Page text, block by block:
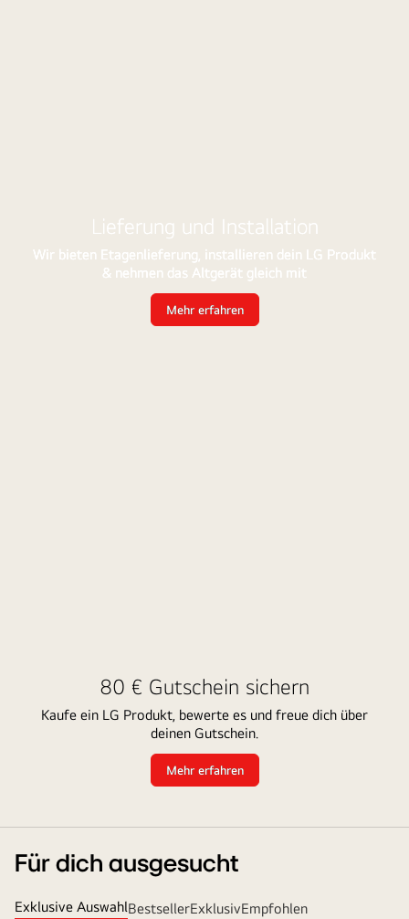
Lieferung und Installation
Wir bieten Etagenlieferung, installieren dein LG Produkt
& nehmen das Altgerät gleich mit
Mehr erfahren
80 € Gutschein sichern
Kaufe ein LG Produkt, bewerte es und freue dich über
deinen Gutschein.
Mehr erfahren
Für dich ausgesucht
Exklusive AuswahlBestsellerExklusivEmpfohlen